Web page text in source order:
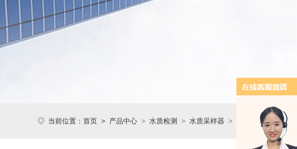
当前位置： 首页 > 产品中心 > 水质检测 > 水质采样器 > JC-8000S在线式多